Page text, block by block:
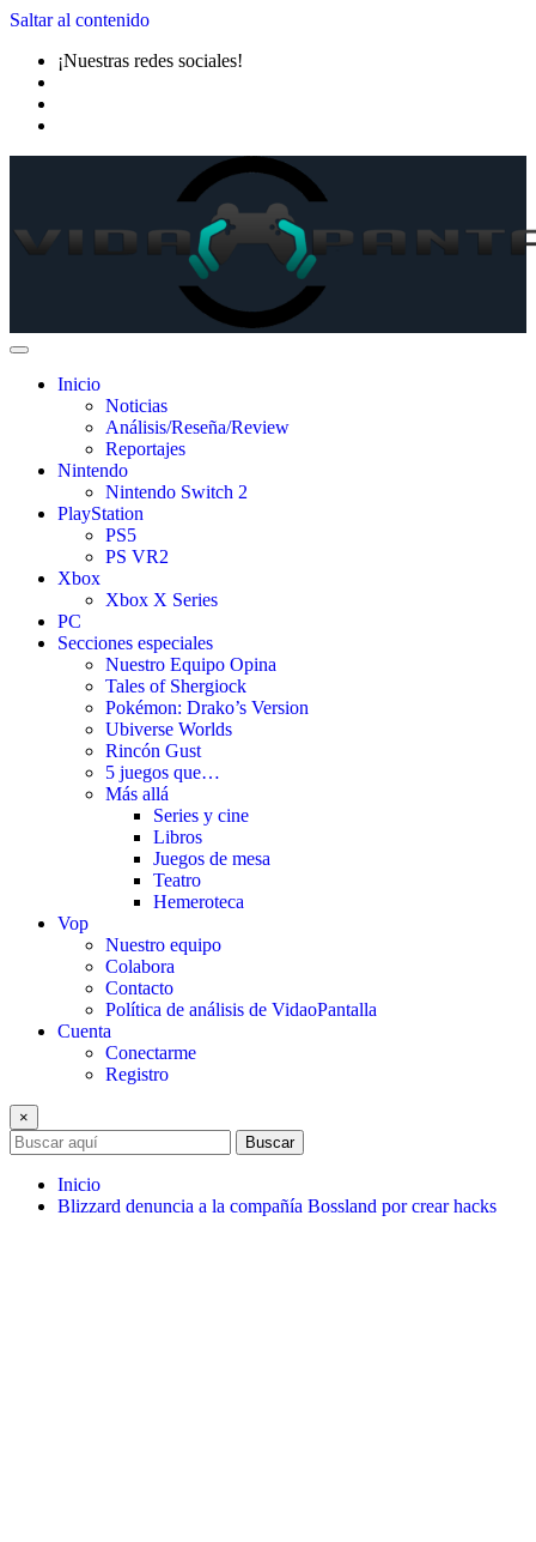
Saltar al contenido
¡Nuestras redes sociales!
Inicio
Noticias
Análisis/Reseña/Review
Reportajes
Nintendo
Nintendo Switch 2
PlayStation
PS5
PS VR2
Xbox
Xbox X Series
PC
Secciones especiales
Nuestro Equipo Opina
Tales of Shergiock
Pokémon: Drako’s Version
Ubiverse Worlds
Rincón Gust
5 juegos que…
Más allá
Series y cine
Libros
Juegos de mesa
Teatro
Hemeroteca
Vop
Nuestro equipo
Colabora
Contacto
Política de análisis de VidaoPantalla
Cuenta
Conectarme
Registro
×
Buscar
Inicio
Blizzard denuncia a la compañía Bossland por crear hacks